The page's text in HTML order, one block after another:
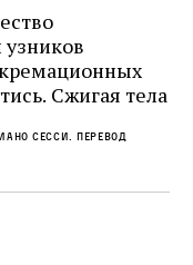
Cжигая тела
смерти, но и
городов,
день в этих
Сесси. Перевод